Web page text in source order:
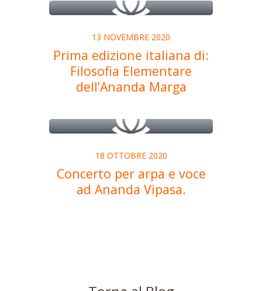
13 NOVEMBRE 2020
Prima edizione italiana di:
Filosofia Elementare
dell’Ananda Marga
18 OTTOBRE 2020
Concerto per arpa e voce
ad Ananda Vipasa.